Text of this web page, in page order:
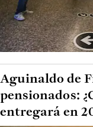
Aguinaldo de
pensionados:
entregará en